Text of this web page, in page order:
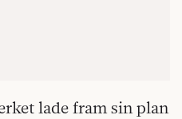
lade fram sin plan